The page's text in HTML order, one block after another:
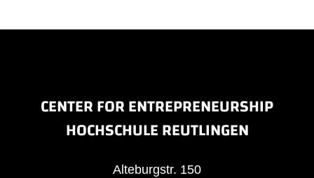
CENTER FOR ENTREPRENEURSHIP
HOCHSCHULE REUTLINGEN
Alteburgstr. 150